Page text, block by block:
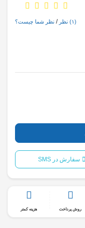
(۱) نظر/ نظر شما چیست؟
سفارش در SMS
روش پرداخت هزینه کمتر